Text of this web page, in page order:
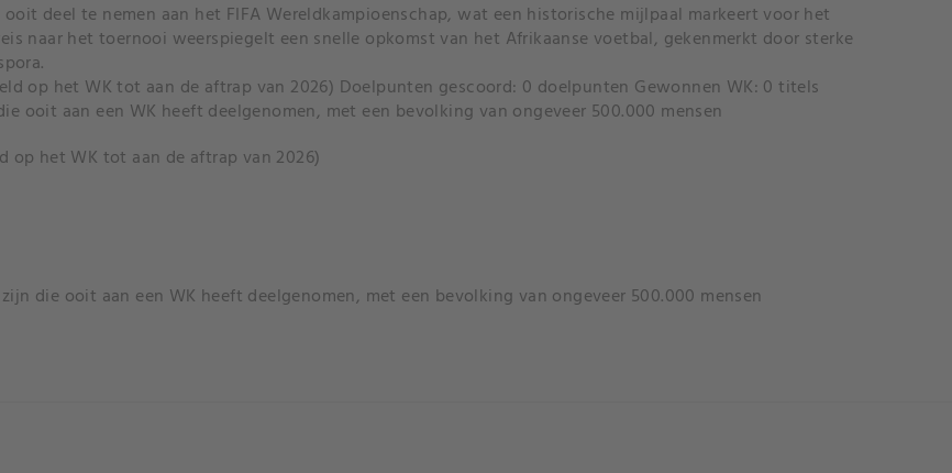
deel te nemen aan het FIFA Wereldkampioenschap, wat een historische mijlpaal markeert voor het
naar het toernooi weerspiegelt een snelle opkomst van het Afrikaanse voetbal, gekenmerkt door sterke
op het WK tot aan de aftrap van 2026) Doelpunten gescoord: 0 doelpunten Gewonnen WK: 0 titels
ooit aan een WK heeft deelgenomen, met een bevolking van ongeveer 500.000 mensen
het WK tot aan de aftrap van 2026)
die ooit aan een WK heeft deelgenomen, met een bevolking van ongeveer 500.000 mensen